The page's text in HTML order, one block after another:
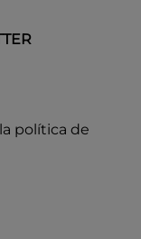
política de